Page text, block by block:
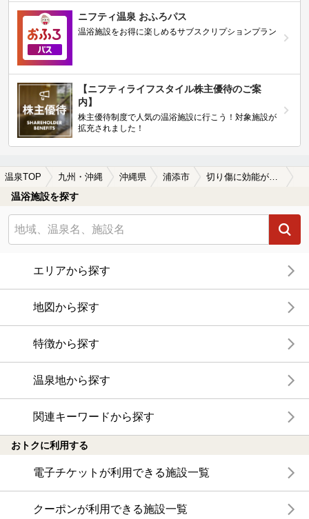
ニフティ温泉 おふろパス
温浴施設をお得に楽しめるサブスクリプションプラン
【ニフティライフスタイル株主優待のご案
内】
株主優待制度で人気の温浴施設に行こう！対象施設が
拡充されました！
温泉TOP 九州・沖縄 沖縄県 浦添市 切り傷に効能がある浦添市の温泉、日帰り温泉、スーパー銭湯おすすめ
温浴施設を探す
エリアから探す
地図から探す
特徴から探す
温泉地から探す
関連キーワードから探す
おトクに利用する
電子チケットが利用できる施設一覧
クーポンが利用できる施設一覧